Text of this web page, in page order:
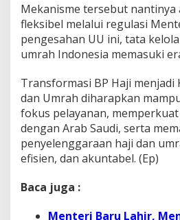
Mekanisme tersebut nantinya
fleksibel melalui regulasi
pengesahan UU ini, tata
umrah Indonesia memasuki
Transformasi BP Haji menjadi
dan Umrah diharapkan
fokus pelayanan,
dengan Arab Saudi, serta
penyelenggaraan haji dan
efisien, dan akuntabel. (Ep)
Baca juga :
Menteri Baru Lahir,